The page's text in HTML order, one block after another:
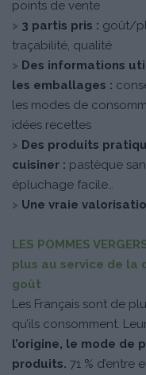
points de vente
> 3 partis pris : goût/
traçabilité, qualité
> Des informations
les emballages :
les modes de
idées recettes
> Des produits
cuisiner : pastèque
épluchage facile…
> Une vraie
LES POMMES
plus au service de
goût
Les Français sont de
qu’ils consomment.
l’origine, le mode de
produits. 71 %